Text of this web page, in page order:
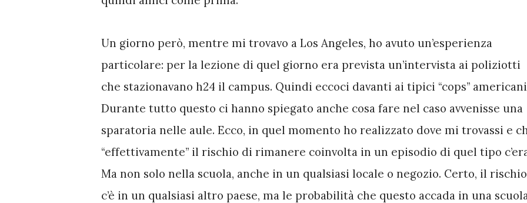
Un giorno però, mentre mi trovavo a Los Angeles, ho avuto un’esperienza
particolare: per la lezione di quel giorno era prevista un’intervista ai poliziotti
che stazionavano h24 il campus. Quindi eccoci davanti ai tipici “cops”
Durante tutto questo ci hanno spiegato anche cosa fare nel caso avvenisse una
sparatoria nelle aule. Ecco, in quel momento ho realizzato dove mi trovassi e
“effettivamente” il rischio di rimanere coinvolta in un episodio di quel tipo
Ma non solo nella scuola, anche in un qualsiasi locale o negozio. Certo, il rischio
c’è in un qualsiasi altro paese, ma le probabilità che questo accada in una